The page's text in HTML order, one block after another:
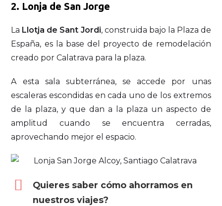
2. Lonja de San Jorge
La Llotja de Sant Jordi, construida bajo la Plaza de
España, es la base del proyecto de remodelación
creado por Calatrava para la plaza.
A esta sala subterránea, se accede por unas
escaleras escondidas en cada uno de los extremos
de la plaza, y que dan a la plaza un aspecto de
amplitud cuando se encuentra cerradas,
aprovechando mejor el espacio.
Quieres saber cómo ahorramos en
nuestros viajes?